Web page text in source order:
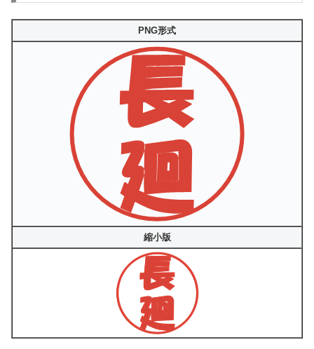
PNG形式
縮小版